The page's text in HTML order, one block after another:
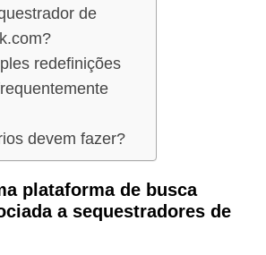
de
redefinições
devem fazer?
plataforma de busca
a sequestradores de